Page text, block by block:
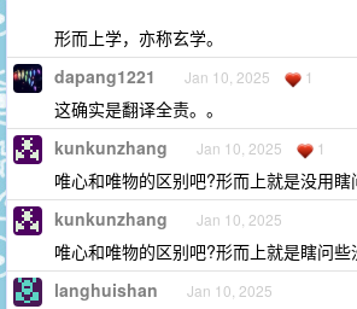
形而上学，亦称玄学。
dapang1221 Jan 10, 2025 1
这确实是翻译全责。。
kunkunzhang Jan 10, 2025 1
唯心和唯物的区别吧?形而上就是没用瞎
kunkunzhang Jan 10, 2025
唯心和唯物的区别吧?形而上就是瞎问些
langhuishan Jan 10, 2025